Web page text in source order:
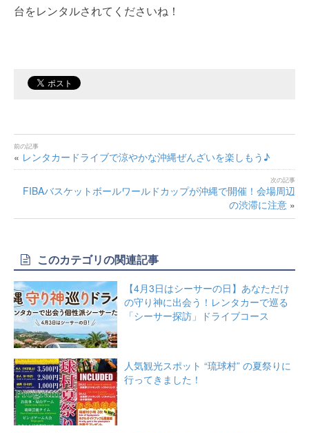
台をレンタルされてくださいね！
« レンタカードライブで涼やかな沖縄ぜんざいを楽しもう♪
FIBAバスケットボールワールドカップが沖縄で開催！会場周辺
の渋滞に注意 »
このカテゴリの関連記事
【4月3日はシーサーの日】あなただけ
の守り神に出会う！レンタカーで巡る
「シーサー探訪」ドライブコース
人気観光スポット “琉球村” の夏祭りに
行ってきました！